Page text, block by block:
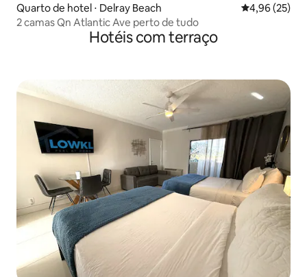
Quarto de hotel ⋅ Delray Beach 4,96 de uma
4,96 (25)
2 camas Qn Atlantic Ave perto de tudo
Hotéis com terraço